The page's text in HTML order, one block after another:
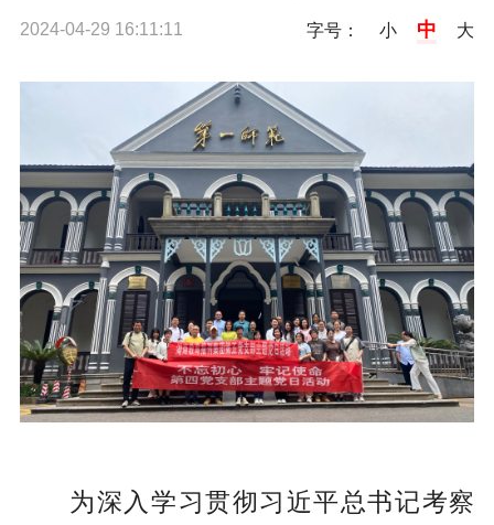
2024-04-29 16:11:11 字号： 小 中 大
为深入学习贯彻习近平总书记考察